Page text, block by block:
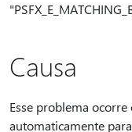
Causa
Esse problema
automaticamente